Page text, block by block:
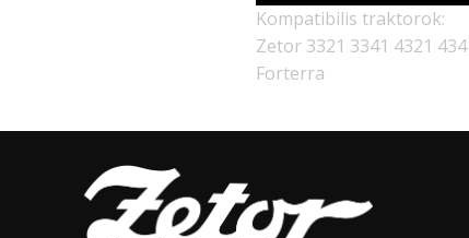
Kompatibilis traktorok:
Zetor 3321 3341 4321
Forterra